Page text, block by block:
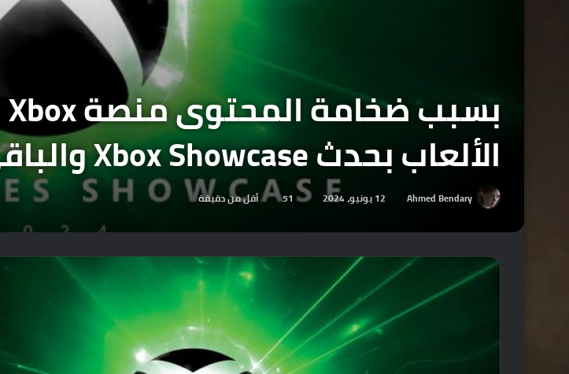
الألعاب بحدث Xbox Showcase والباقي سيكون بحدث Gamescom.
Ahmed Bendary 12 يونيو، 2024 51 أقل من دقيقة